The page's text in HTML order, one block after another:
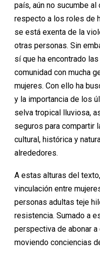
país, aún no sucumbe
respecto a los roles de
se está exenta de la
otras personas. Sin
sí que ha encontrado
comunidad con mucha
mujeres. Con ello ha
y la importancia de los
selva tropical lluviosa,
seguros para compartir
cultural, histórica y
alrededores.
A estas alturas del
vinculación entre
personas adultas teje
resistencia. Sumado a
perspectiva de abonar
moviendo conciencias